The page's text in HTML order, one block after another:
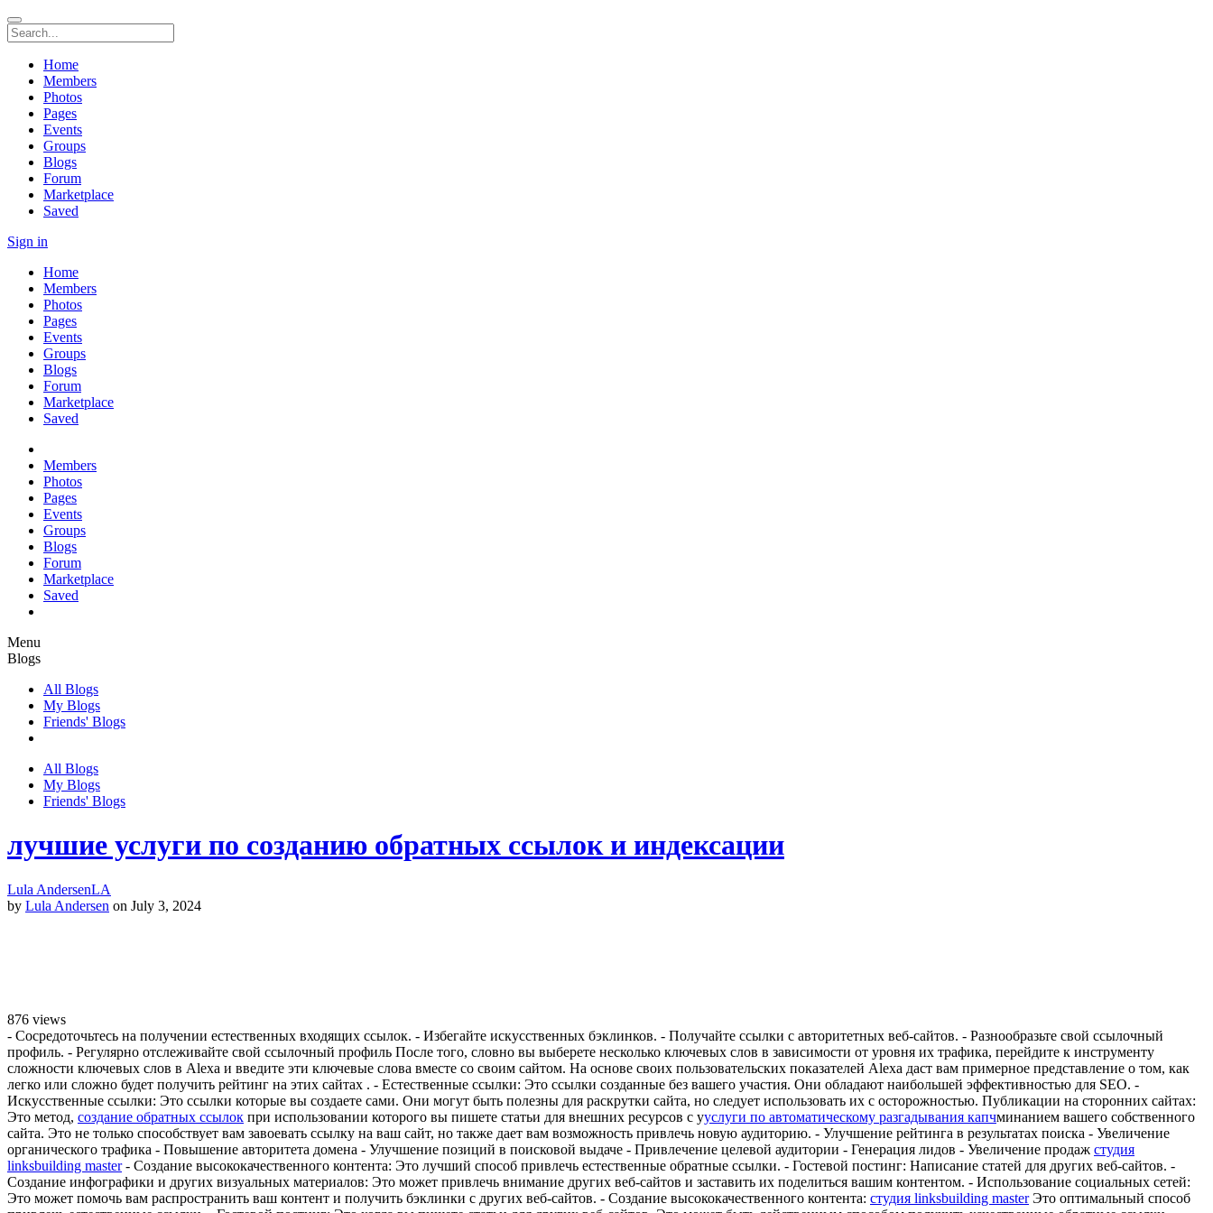
Home
Members
Photos
Pages
Events
Groups
Blogs
Forum
Marketplace
Saved
Sign in
Home
Members
Photos
Pages
Events
Groups
Blogs
Forum
Marketplace
Saved
Members
Photos
Pages
Events
Groups
Blogs
Forum
Marketplace
Saved
Menu
Blogs
All Blogs
My Blogs
Friends' Blogs
All Blogs
My Blogs
Friends' Blogs
лучшие услуги по созданию обратных ссылок и индексации
Lula AndersenLA
by Lula Andersen on July 3, 2024
876 views
- Сосредоточьтесь на получении естественных входящих ссылок. - Избегайте искусственных бэклинков. - Получайте ссылки с авторитетных веб-сайтов. - Разнообразьте свой ссылочный
профиль. - Регулярно отслеживайте свой ссылочный профиль После того, словно вы выберете несколько ключевых слов в зависимости от уровня их трафика, перейдите к инструменту
сложности ключевых слов в Alexa и введите эти ключевые слова вместе со своим сайтом. На основе своих пользовательских показателей Alexa даст вам примерное представление о том, как
легко или сложно будет получить рейтинг на этих сайтах . - Естественные ссылки: Это ссылки созданные без вашего участия. Они обладают наибольшей эффективностью для SEO. -
Искусственные ссылки: Это ссылки которые вы создаете сами. Они могут быть полезны для раскрутки сайта, но следует использовать их с осторожностью. Публикации на сторонних сайтах:
Это метод, создание обратных ссылок при использовании которого вы пишете статьи для внешних ресурсов с ууслуги по автоматическому разгадывания капчминанием вашего собственного
сайта. Это не только способствует вам завоевать ссылку на ваш сайт, но также дает вам возможность привлечь новую аудиторию. - Улучшение рейтинга в результатах поиска - Увеличение
органического трафика - Повышение авторитета домена - Улучшение позиций в поисковой выдаче - Привлечение целевой аудитории - Генерация лидов - Увеличение продаж студия
linksbuilding master- Создание высококачественного контента: Это лучший способ привлечь естественные обратные ссылки. - Гостевой постинг: Написание статей для других веб-сайтов. -
Создание инфографики и других визуальных материалов: Это может привлечь внимание других веб-сайтов и заставить их поделиться вашим контентом. - Использование социальных сетей:
Это может помочь вам распространить ваш контент и получить бэклинки с других веб-сайтов. - Создание высококачественного контента: студия linksbuilding masterЭто оптимальный способ